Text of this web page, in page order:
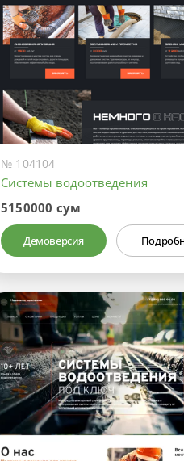
№ 104104
Системы водоотведения
5150000 сум
Демоверсия